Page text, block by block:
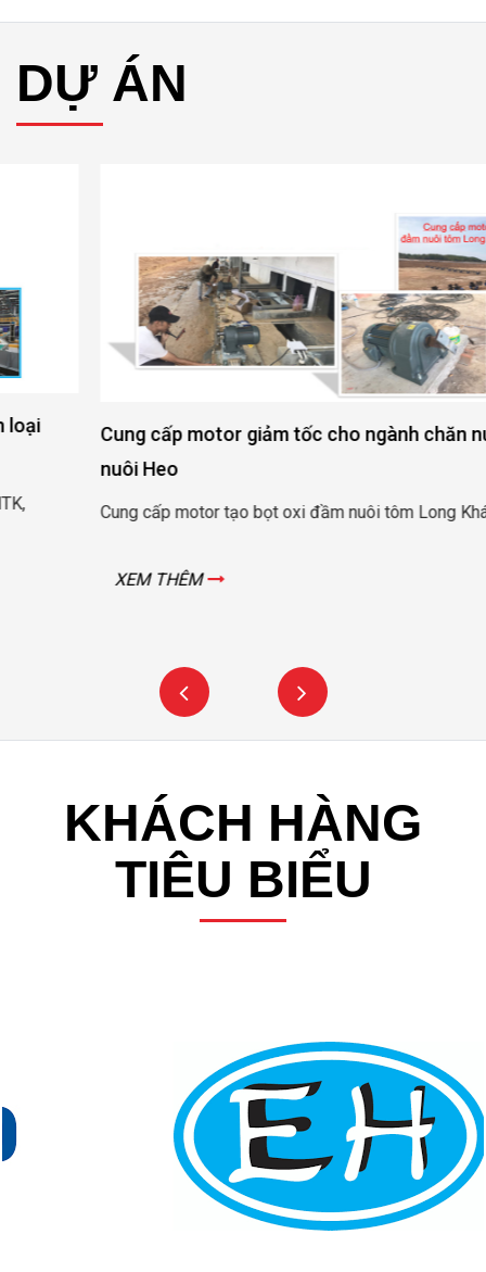
DỰ ÁN
Cung cấp motor giảm tốc cho ngành chăn nuôi Tôm và
Cung cấp motor tạo bọt oxi đầm nuôi tôm Long Khánh – Trà Vinh
KHÁCH HÀNG
TIÊU BIỂU